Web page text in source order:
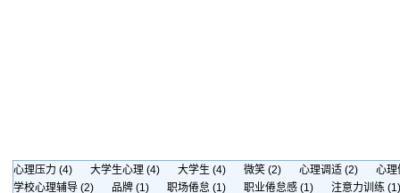
心理压力 (4) 大学生心理 (4) 大学生 (4) 微笑 (2) 心理调适 (2)
心
学校心理辅导 (2) 品牌 (1) 职场倦怠 (1) 职业倦怠感 (1) 注意力训练 (1)